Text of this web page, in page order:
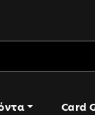
Card